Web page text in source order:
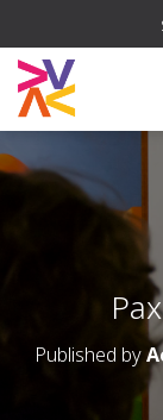
Published by